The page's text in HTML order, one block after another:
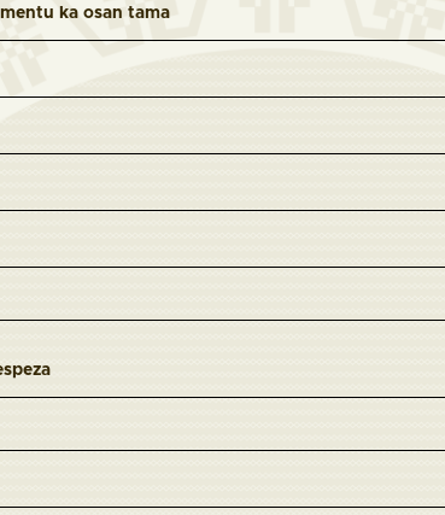
ka osan tama